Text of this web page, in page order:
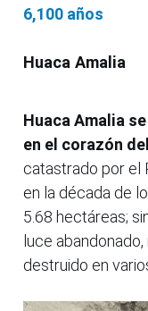
6,100 años
Huaca Amalia
Huaca Amalia
en el corazón
catastrado por el
en la década de
5.68 hectáreas;
luce
destruido en